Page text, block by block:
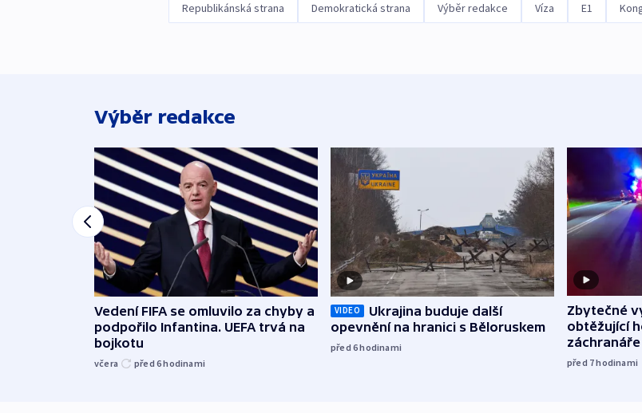
Republikánská strana Demokratická strana Výběr redakce Víza E1
Výběr redakce
Vedení FIFA se omluvilo za chyby a
podpořilo Infantina. UEFA trvá na
bojkotu
včera před 6hodinami
VIDEO
Ukrajina buduje další
opevnění na hranici s Běloruskem
před 6hodinami
Zbytečné
obtěžující
záchranáře
před 7hodinami